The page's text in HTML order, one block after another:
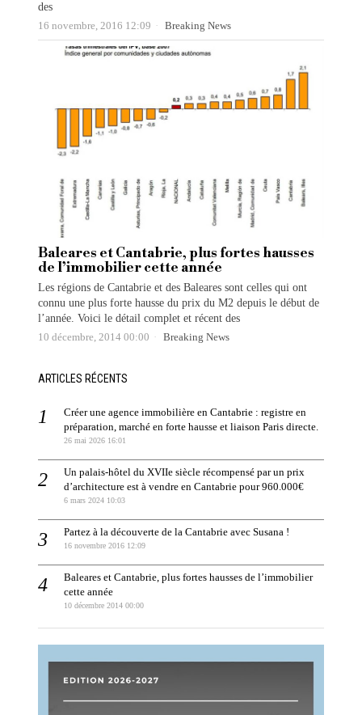
des
16 novembre, 2016 12:09 Breaking News
Baleares et Cantabrie, plus fortes hausses
de l’immobilier cette année
Les régions de Cantabrie et des Baleares sont celles qui ont
connu une plus forte hausse du prix du M2 depuis le début de
l’année. Voici le détail complet et récent des
10 décembre, 2014 00:00 Breaking News
ARTICLES RÉCENTS
Créer une agence immobilière en Cantabrie : registre en
préparation, marché en forte hausse et liaison Paris directe.
26 mai 2026 16:01
Un palais-hôtel du XVIIe siècle récompensé par un prix
d’architecture est à vendre en Cantabrie pour 960.000€
6 mars 2024 10:03
Partez à la découverte de la Cantabrie avec Susana !
16 novembre 2016 12:09
Baleares et Cantabrie, plus fortes hausses de l’immobilier
cette année
10 décembre 2014 00:00